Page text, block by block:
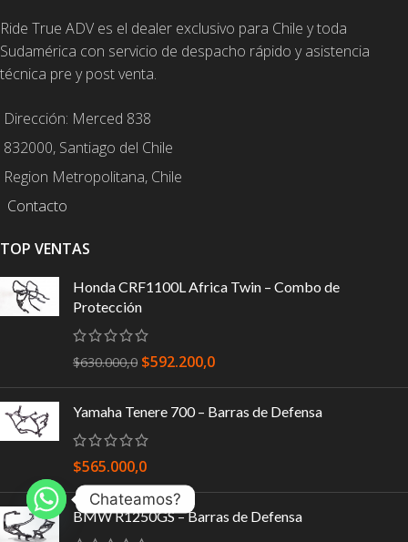
Ride True ADV es el dealer exclusivo para Chile y toda
Sudamérica con servicio de despacho rápido y asistencia
técnica pre y post venta.
Dirección: Merced 838
832000, Santiago del Chile
Region Metropolitana, Chile
Contacto
TOP VENTAS
Honda CRF1100L Africa Twin – Combo de
Protección
$630.000,0 $592.200,0
Yamaha Tenere 700 – Barras de Defensa
$565.000,0
BMW R1250GS – Barras de Defensa
Chateamos?